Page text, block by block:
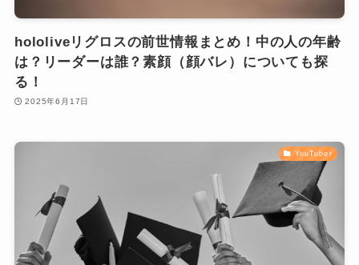
hololiveリグロスの前世情報まとめ！中の人の年齢
は？リーダーは誰？素顔（顔バレ）についても探
る！
2025年6月17日
YouTuber